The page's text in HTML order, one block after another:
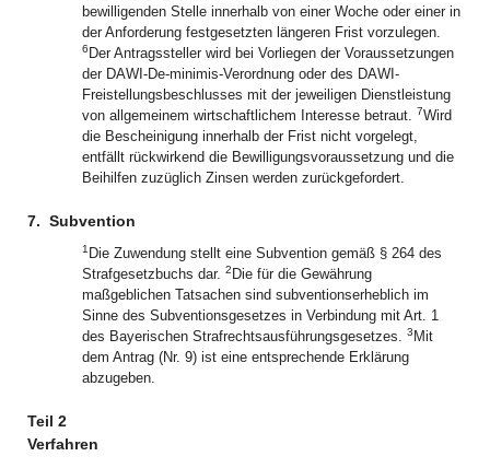
bewilligenden Stelle innerhalb von einer Woche oder einer in
der Anforderung festgesetzten längeren Frist vorzulegen.
6 Der Antragssteller wird bei Vorliegen der Voraussetzungen
der DAWI-De-minimis-Verordnung oder des DAWI-
Freistellungsbeschlusses mit der jeweiligen Dienstleistung
von allgemeinem wirtschaftlichem Interesse betraut. 7Wird
die Bescheinigung innerhalb der Frist nicht vorgelegt,
entfällt rückwirkend die Bewilligungsvoraussetzung und die
Beihilfen zuzüglich Zinsen werden zurückgefordert.
7. Subvention
1 Die Zuwendung stellt eine Subvention gemäß § 264 des
Strafgesetzbuchs dar. 2 Die für die Gewährung
maßgeblichen Tatsachen sind subventionserheblich im
Sinne des Subventionsgesetzes in Verbindung mit Art. 1
des Bayerischen Strafrechtsausführungsgesetzes. 3 Mit
dem Antrag (Nr. 9) ist eine entsprechende Erklärung
abzugeben.
Teil 2
Verfahren